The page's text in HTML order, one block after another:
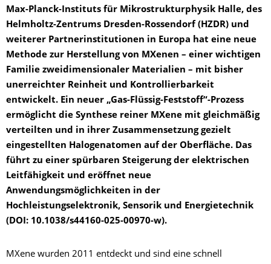
Max-Planck-Instituts für Mikrostrukturphysik Halle, des
Helmholtz-Zentrums Dresden-Rossendorf (HZDR) und
weiterer Partnerinstitutionen in Europa hat eine neue
Methode zur Herstellung von MXenen – einer wichtigen
Familie zweidimensionaler Materialien – mit bisher
unerreichter Reinheit und Kontrollierbarkeit
entwickelt. Ein neuer „Gas-Flüssig-Feststoff“-Prozess
ermöglicht die Synthese reiner MXene mit gleichmäßig
verteilten und in ihrer Zusammensetzung gezielt
eingestellten Halogenatomen auf der Oberfläche. Das
führt zu einer spürbaren Steigerung der elektrischen
Leitfähigkeit und eröffnet neue
Anwendungsmöglichkeiten in der
Hochleistungselektronik, Sensorik und Energietechnik
(DOI: 10.1038/s44160-025-00970-w).
MXene wurden 2011 entdeckt und sind eine schnell